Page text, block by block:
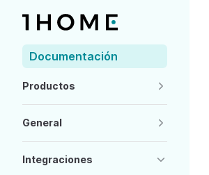
Skip to content
Sidebar Navigation
Documentación
Productos
General
Integraciones